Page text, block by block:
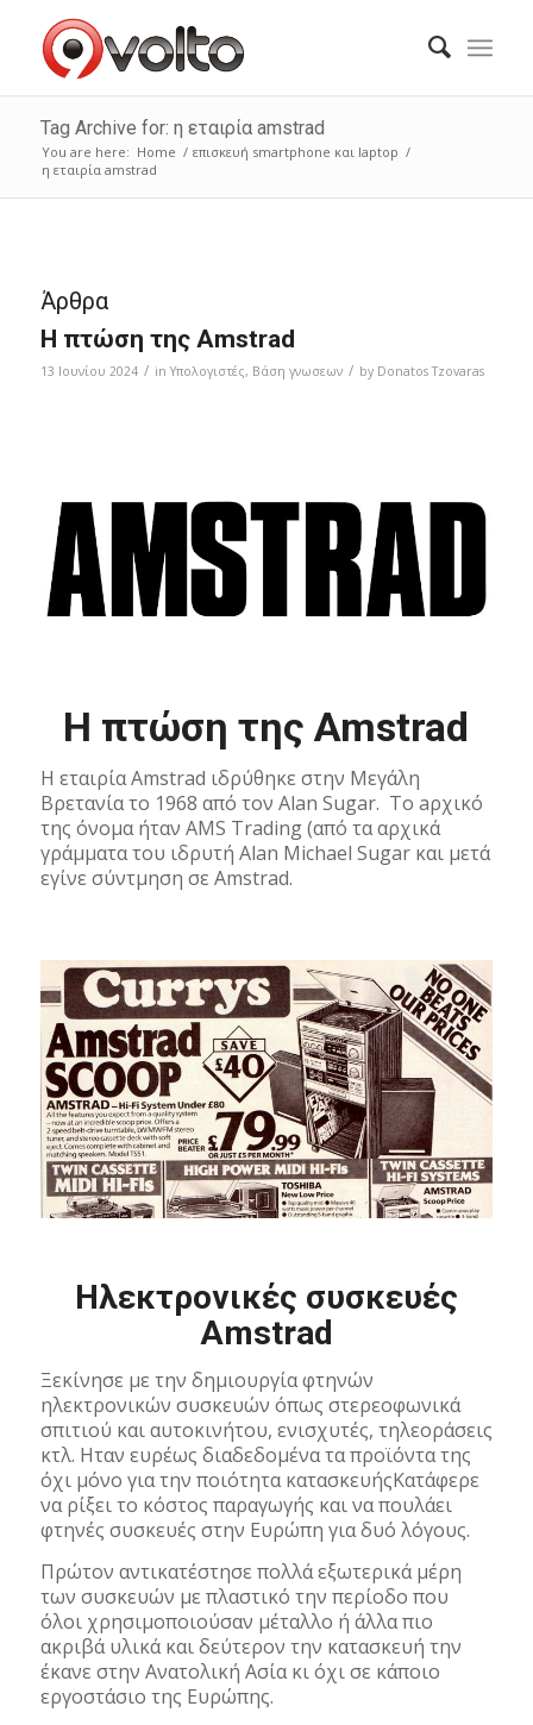
Tag Archive for: η εταιρία amstrad
You are here: Home / επισκευή smartphone και laptop /
η εταιρία amstrad
Άρθρα
Η πτώση της Amstrad
13 Ιουνίου 2024 / in Υπολογιστές, Bάση γνωσεων / by Donatos Tzovaras
Η πτώση της Amstrad
Η εταιρία Amstrad ιδρύθηκε στην Μεγάλη
Βρετανία το 1968 από τον Alan Sugar. To aρχικό
της όνομα ήταν AMS Trading (από τα αρχικά
γράμματα του ιδρυτή Alan Michael Sugar και μετά
εγίνε σύντμηση σε Amstrad.
Ηλεκτρονικές συσκευές
Amstrad
Ξεκίνησε με την δημιουργία φτηνών
ηλεκτρονικών συσκευών όπως στερεοφωνικά
σπιτιού και αυτοκινήτου, ενισχυτές, τηλεοράσεις
κτλ. Ηταν ευρέως διαδεδομένα τα προϊόντα της
όχι μόνο για την ποιότητα κατασκευήςΚατάφερε
να ρίξει το κόστος παραγωγής και να πουλάει
φτηνές συσκευές στην Ευρώπη για δυό λόγους.
Πρώτον αντικατέστησε πολλά εξωτερικά μέρη
των συσκευών με πλαστικό την περίοδο που
όλοι χρησιμοποιούσαν μέταλλο ή άλλα πιο
ακριβά υλικά και δεύτερον την κατασκευή την
έκανε στην Ανατολική Ασία κι όχι σε κάποιο
εργοστάσιο της Ευρώπης.